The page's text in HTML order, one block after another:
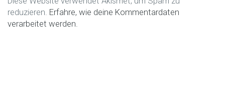
reduzieren. Erfahre, wie deine Kommentardaten
verarbeitet werden.